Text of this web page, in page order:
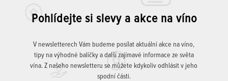
Pohlídejte si slevy a akce na víno
V newsletterech Vám budeme posílat aktuální akce na víno,
tipy na výhodné balíčky a další zajímavé informace ze světa
vína. Z našeho newsletteru se můžete kdykoliv odhlásit v jeho
spodní části.